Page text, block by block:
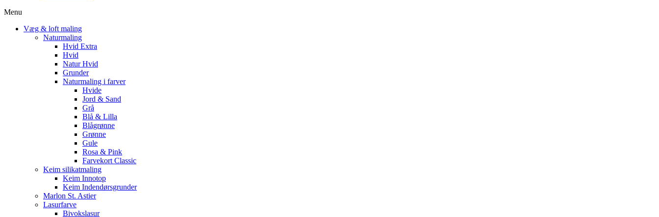
Menu
Væg & loft maling
Naturmaling
Hvid Extra
Hvid
Natur Hvid
Grunder
Naturmaling i farver
Hvide
Jord & Sand
Grå
Blå & Lilla
Blågrønne
Grønne
Gule
Rosa & Pink
Farvekort Classic
Keim silikatmaling
Keim Innotop
Keim Indendørsgrunder
Marlon St. Astier
Lasurfarve
Bivokslasur